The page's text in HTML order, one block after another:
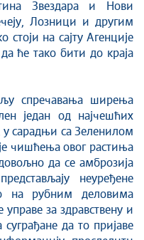
Звездара и Нови
Лозници и другим
стоји на сајту Агенције
ће тако бити до краја
спречавања ширења
један од најчешћих
у сарадњи са Зеленилом
чишћења овог растиња
да се амброзија
неуређене
на рубним деловима
управе за здравствену и
суграђане да то пријаве